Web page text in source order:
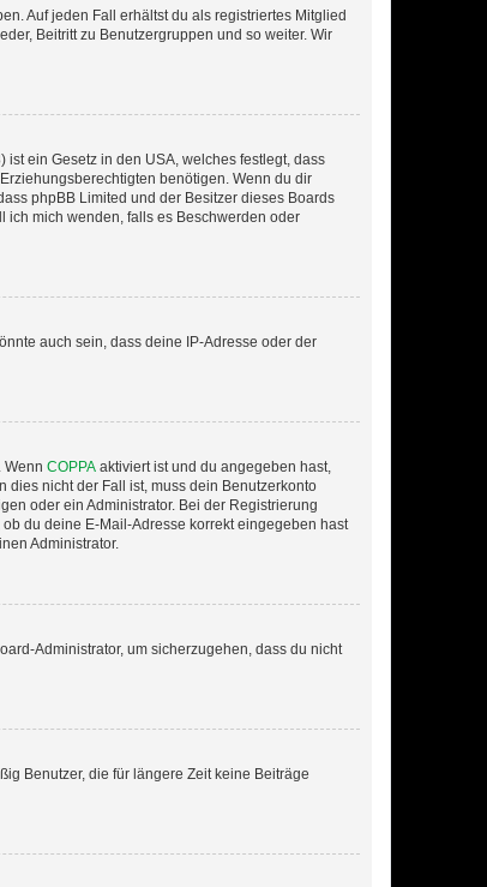
Auf jeden Fall erhältst du als registriertes Mitglied
Beitritt zu Benutzergruppen und so weiter. Wir
ist ein Gesetz in den USA, welches festlegt, dass
benötigen. Wenn du dir
phpBB Limited und der Besitzer dieses Boards
ich mich wenden, falls es Beschwerden oder
auch sein, dass deine IP-Adresse oder der
Wenn COPPA aktiviert ist und du angegeben hast,
dies nicht der Fall ist, muss dein Benutzerkonto
oder ein Administrator. Bei der Registrierung
du deine E-Mail-Adresse korrekt eingegeben hast
Administrator.
Administrator, um sicherzugehen, dass du nicht
Benutzer, die für längere Zeit keine Beiträge